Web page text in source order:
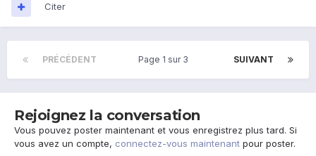
Citer
PRÉCÉDENT SUIVANT
Page 1 sur 3
Rejoignez la conversation
Vous pouvez poster maintenant et vous enregistrez plus tard. Si
vous avez un compte, connectez-vous maintenant pour poster.